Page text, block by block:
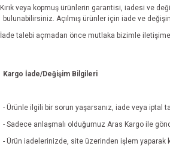
Kırık veya kopmuş ürünlerin garantisi, iadesi ve
bulunabilirsiniz. Açılmış ürünler için iade ve
İade talebi açmadan önce mutlaka bizimle
Kargo İade/Değişim Bilgileri
- Ürünle ilgili bir sorun yaşarsanız, iade veya iptal
- Sadece anlaşmalı olduğumuz Aras Kargo ile
- Ürün iadelerinizde, site üzerinden işlem yaparak